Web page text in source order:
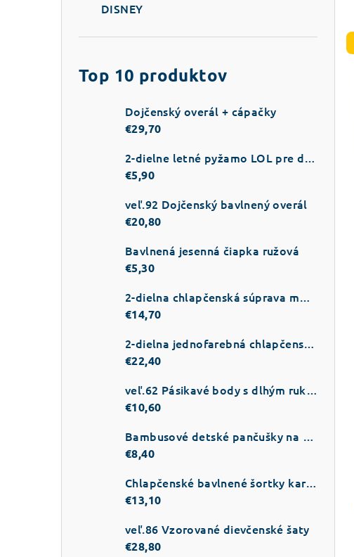
DISNEY
Top 10 produktov
Dojčenský overál + cápačky
€29,70
2-dielne letné pyžamo LOL pre dievčatko
€5,90
veľ.92 Dojčenský bavlnený overál
€20,80
Bavlnená jesenná čiapka ružová
€5,30
2-dielna chlapčenská súprava modrá
€14,70
2-dielna jednofarebná chlapčenská súprava
€22,40
veľ.62 Pásikavé body s dlhým rukávom
€10,60
Bambusové detské pančušky na traky
€8,40
Chlapčenské bavlnené šortky karamelové
€13,10
veľ.86 Vzorované dievčenské šaty
€28,80